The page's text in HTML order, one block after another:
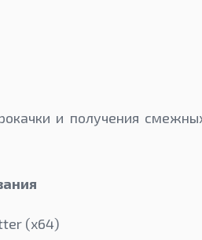
и получения
(х64)